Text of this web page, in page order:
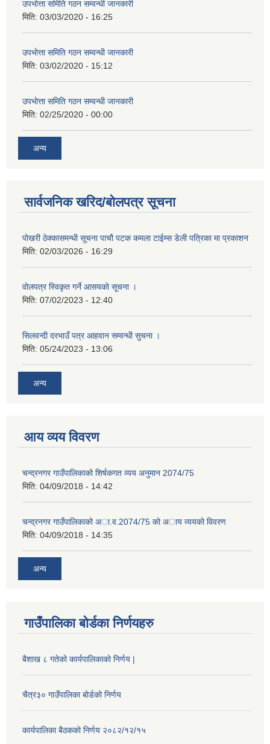
उपभाेत्ता समिति गठन सम्वन्धी जानकारी
मिति: 03/03/2020 - 16:25
उपभाेत्ता समिति गठन सम्वन्धी जानकारी
मिति: 03/02/2020 - 15:12
उपभाेत्ता समिति गठन सम्वन्धी जानकारी
मिति: 02/25/2020 - 00:00
अन्य
सार्वजनिक खरिद/बोलपत्र सूचना
पोखरी ठेक्कासमन्धी सूचना पाचौ पटक कमला टाईम्स डेली पत्रिका मा प्रकाशन
मिति: 02/03/2026 - 16:29
वोलपत्र स्विकृत गर्ने आसयकाे सूचना ।
मिति: 07/02/2023 - 12:40
सिलवन्दी दरभाउँ पत्र आहवान सम्वन्धी सुचना ।
मिति: 05/24/2023 - 13:06
अन्य
आय व्यय विवरण
चन्द्रनगर गाउँपालिकाको शिर्षकगत व्यय अनुमान 2074/75
मिति: 04/09/2018 - 14:42
चन्द्रनगर गाउँपालिकाको अा‍‍‍.व.2074/75 को अाय व्ययको विवरण
मिति: 04/09/2018 - 14:35
अन्य
गाउँपालिका बोर्डका निर्णयहरु
बैशाख ८ गतेको कार्यपालिकाको निर्णय |
चैत्र३० गाउँपालिका बोर्डको निर्णय
कार्यपालिका बैठकको निर्णय २०८२/१२/१५